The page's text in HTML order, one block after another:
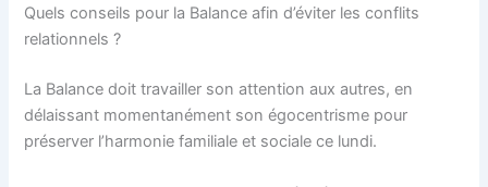
Quels conseils pour la Balance afin d’éviter les conflits
relationnels ?
La Balance doit travailler son attention aux autres, en
délaissant momentanément son égocentrisme pour
préserver l’harmonie familiale et sociale ce lundi.